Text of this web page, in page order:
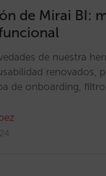
de Mirai BI:
de nuestra
renovados,
de onboarding,